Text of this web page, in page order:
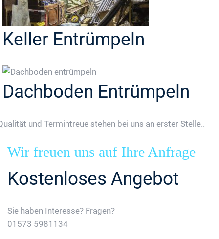
Keller Entrümpeln
Dachboden Entrümpeln
und Termintreue stehen bei uns an erster Stelle..
Wir freuen uns auf Ihre Anfrage
Kostenloses Angebot
Sie haben Interesse? Fragen?
01573 5981134